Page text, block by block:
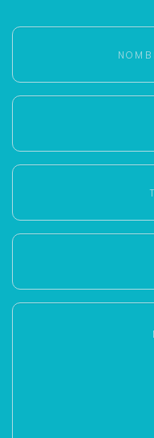
sistema
Tu nombre *
Tu WhatsApp *
Tus datos